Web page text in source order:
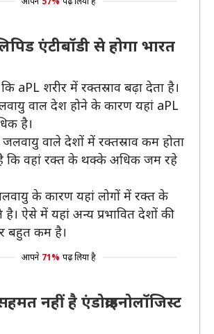
एंटीबॉडी से होगा भारत
aPL शरीर में रक्तस्राव बढ़ा देता है।
वाल देश होने के कारण यहां aPL
है।
वाले देशों में रक्तस्राव कम होता
कि वहां रक्त के थक्के अधिक जम रहे
के कारण यहां लोगों में रक्त के
ऐसे में यहां अन्य प्रभावित देशों की
बहुत कम है।
आपने 71% पढ़ लिया है
नहीं है एंडोक्राइनोलॉजिस्ट